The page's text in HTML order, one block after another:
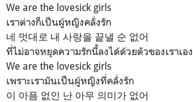
We are the lovesick girls
เราต่างก็เป็นผู้หญิงคลั่งรัก
네 멋대로 내 사랑을 끝낼 순 없어
ที่ไม่อาจหยุดความรักนี้ลงได้ด้วยตัวของเราเอง
We are the lovesick girls
เพราะเรามันเป็นผู้หญิงที่คลั่งรัก
이 아픔 없인 난 아무 의미가 없어